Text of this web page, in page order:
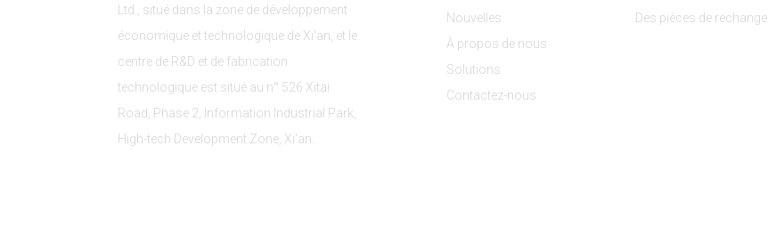
Ltd., situé dans la zone de développement
économique et technologique de Xi'an, et le
centre de R&D et de fabrication
technologique est situé au n° 526 Xitai
Road, Phase 2, Information Industrial Park,
High-tech Development Zone, Xi'an.
Nouvelles
À propos de nous
Solutions
Contactez-nous
Des pièces de rechange